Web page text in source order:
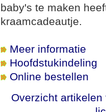
baby's te maken
kraamcadeautje.
Meer informatie
Hoofdstukindeling
Online bestellen
Overzicht